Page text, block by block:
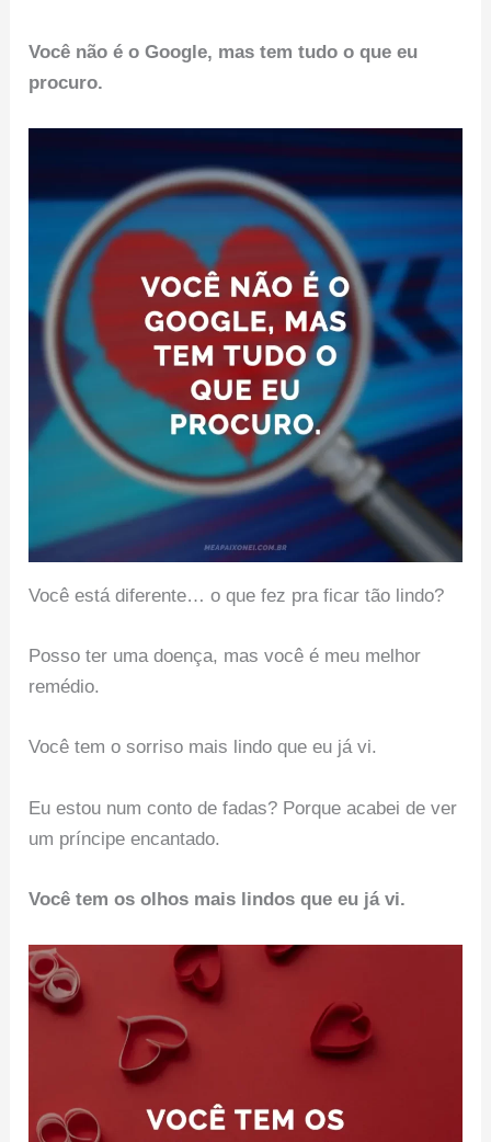
Você não é o Google, mas tem tudo o que eu
procuro.
Você está diferente… o que fez pra ficar tão lindo?
Posso ter uma doença, mas você é meu melhor
remédio.
Você tem o sorriso mais lindo que eu já vi.
Eu estou num conto de fadas? Porque acabei de ver
um príncipe encantado.
Você tem os olhos mais lindos que eu já vi.